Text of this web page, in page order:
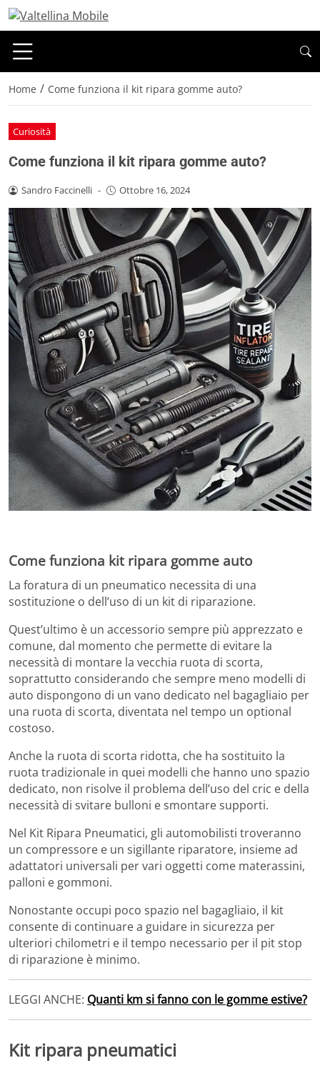
Home / Come funziona il kit ripara gomme auto?
Curiosità
Come funziona il kit ripara gomme auto?
Sandro Faccinelli - Ottobre 16, 2024
Come funziona kit ripara gomme auto
La foratura di un pneumatico necessita di una
sostituzione o dell’uso di un kit di riparazione.
Quest’ultimo è un accessorio sempre più apprezzato e
comune, dal momento che permette di evitare la
necessità di montare la vecchia ruota di scorta,
soprattutto considerando che sempre meno modelli di
auto dispongono di un vano dedicato nel bagagliaio per
una ruota di scorta, diventata nel tempo un optional
costoso.
Anche la ruota di scorta ridotta, che ha sostituito la
ruota tradizionale in quei modelli che hanno uno spazio
dedicato, non risolve il problema dell’uso del cric e della
necessità di svitare bulloni e smontare supporti.
Nel Kit Ripara Pneumatici, gli automobilisti troveranno
un compressore e un sigillante riparatore, insieme ad
adattatori universali per vari oggetti come materassini,
palloni e gommoni.
Nonostante occupi poco spazio nel bagagliaio, il kit
consente di continuare a guidare in sicurezza per
ulteriori chilometri e il tempo necessario per il pit stop
di riparazione è minimo.
LEGGI ANCHE: Quanti km si fanno con le gomme estive?
Kit ripara pneumatici